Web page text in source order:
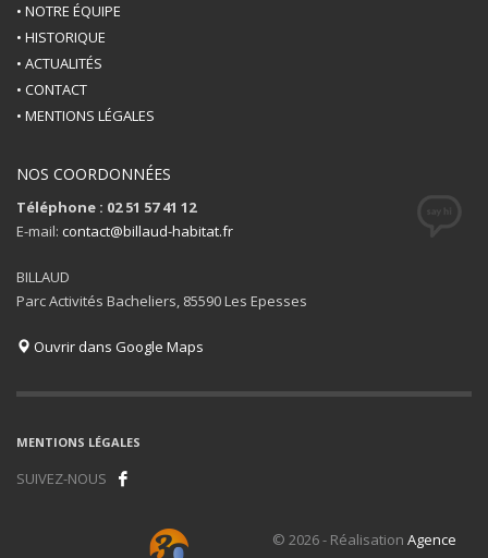
• NOTRE ÉQUIPE
• HISTORIQUE
• ACTUALITÉS
• CONTACT
• MENTIONS LÉGALES
NOS COORDONNÉES
Téléphone : 02 51 57 41 12
E-mail: contact@billaud-habitat.fr
BILLAUD
Parc Activités Bacheliers, 85590 Les Epesses
Ouvrir dans Google Maps
MENTIONS LÉGALES
SUIVEZ-NOUS
© 2026 - Réalisation Agence